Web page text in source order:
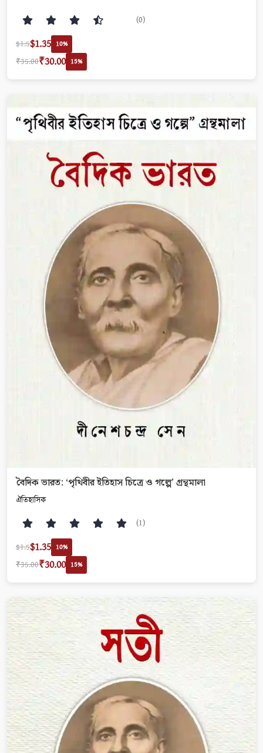
(0)
$1.5$1.35 10%
₹35.00₹30.00 15%
বৈদিক ভারত: ‘পৃথিবীর ইতিহাস চিত্রে ও গল্পে’ গ্রন্থমালা
ঐতিহাসিক
(1)
$1.5$1.35 10%
₹35.00₹30.00 15%